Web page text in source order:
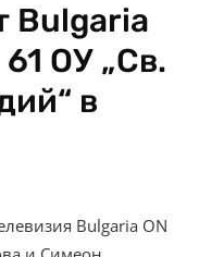
Bulgaria
61 ОУ „Св.
в
Bulgaria ON